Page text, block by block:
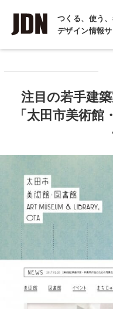
つくる、使う
デザイン情報サ
INTERVIEW
インタビュー
COLUMN
注目の若手建
「太田市美術館